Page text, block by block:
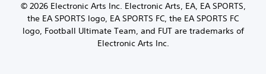
© 2026 Electronic Arts Inc. Electronic Arts, EA, EA SPORTS,
the EA SPORTS logo, EA SPORTS FC, the EA SPORTS FC
logo, Football Ultimate Team, and FUT are trademarks of
Electronic Arts Inc.